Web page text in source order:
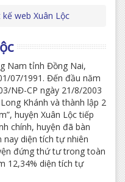
kế web Xuân Lộc
Nam tỉnh Đồng Nai,
07/1991. Đến đầu năm
NĐ-CP ngày 21/8/2003
Khánh và thành lập 2
huyện Xuân Lộc tiếp
chính, huyện đã bàn
nay diện tích tự nhiên
đứng thứ tư trong toàn
12,34% diện tích tự